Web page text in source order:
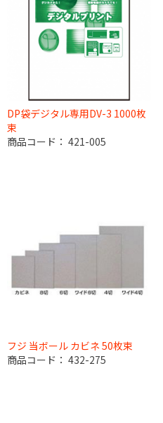
DP袋デジタル専用DV-3 1000枚
束
商品コード： 421-005
フジ 当ボール カビネ 50枚束
商品コード： 432-275